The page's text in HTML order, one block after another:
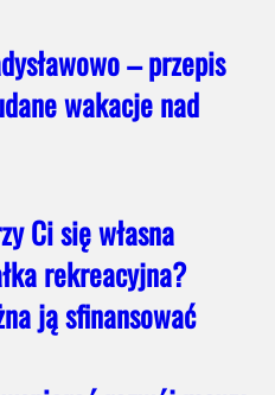
– przepis
wakacje nad
Ci się własna
rekreacyjna?
ją sfinansować